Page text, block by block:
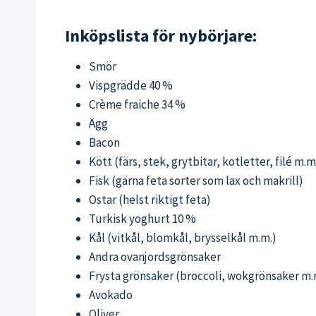
Inköpslista för nybörjare:
Smör
Vispgrädde 40 %
Crème fraiche 34 %
Ägg
Bacon
Kött (färs, stek, grytbitar, kotletter, filé
Fisk (gärna feta sorter som lax och makrill)
Ostar (helst riktigt feta)
Turkisk yoghurt 10 %
Kål (vitkål, blomkål, brysselkål m.m.)
Andra ovanjordsgrönsaker
Frysta grönsaker (broccoli, wokgrönsaker
Avokado